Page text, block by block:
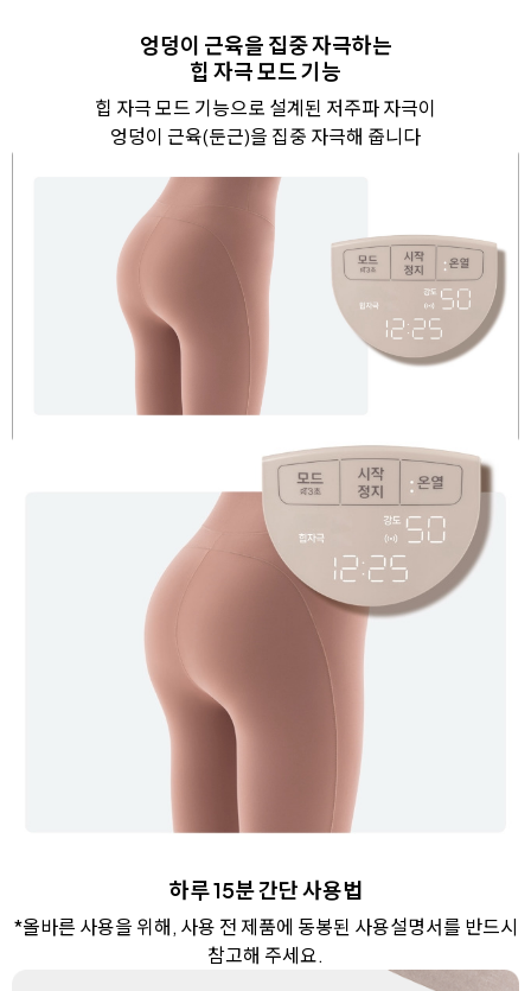
엉덩이 근육을 집중 자극하는
힙 자극 모드 기능
힙 자극 모드 기능으로 설계된 저주파 자극이
엉덩이 근육(둔근)을 집중 자극해 줍니다
하루 15분 간단 사용법
*올바른 사용을 위해, 사용 전 제품에 동봉된 사용설명서를 반드시
참고해 주세요.